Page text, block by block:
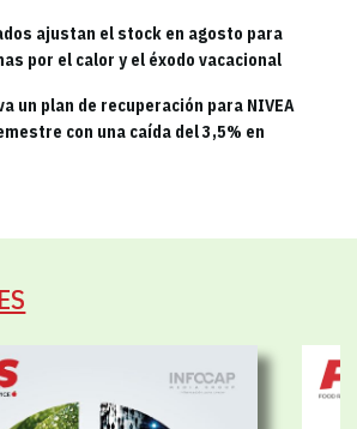
ajustan el stock en agosto para
por el calor y el éxodo vacacional
un plan de recuperación para NIVEA
con una caída del 3,5% en